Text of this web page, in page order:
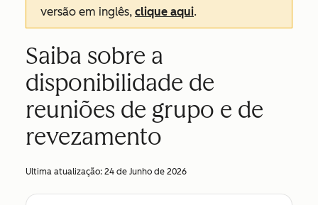
versão em inglês, clique aqui.
Saiba sobre a
disponibilidade de
reuniões de grupo e de
revezamento
Ultima atualização: 24 de Junho de 2026